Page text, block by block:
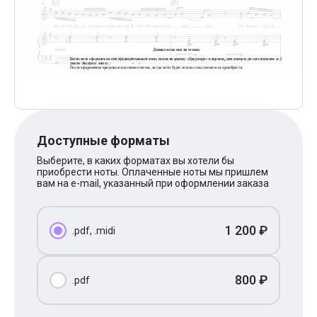
XOLIDAYBOY
Ваня Дмитриенко
Анна Герман
Полина Гагарина
HammAli & Navai
Billie Eilish
Макс Корж
Алена Швец
Руки Вверх
Тима Белорусских
Олег Газманов
Доступные форматы
Выберите, в каких форматах вы хотели бы
приобрести ноты. Оплаченные ноты мы пришлем
вам на e-mail, указанный при оформлении заказа
.pdf, .midi 1 200 ₽
.pdf 800 ₽